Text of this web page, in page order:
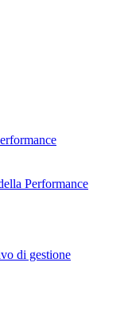
Performance
di gestione